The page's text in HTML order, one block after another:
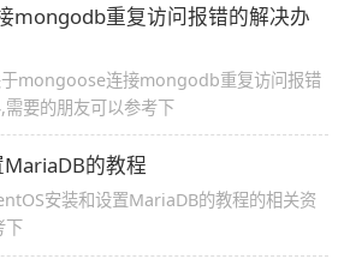
mongodb重复访问报错的解决办
于mongoose连接mongodb重复访问报错
要的朋友可以参考下
的教程
安装和设置MariaDB的教程的相关资
下